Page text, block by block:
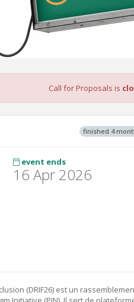
Call for Proposals is
finished 4
event ends
16 Apr 2026
(DRIF26) est un